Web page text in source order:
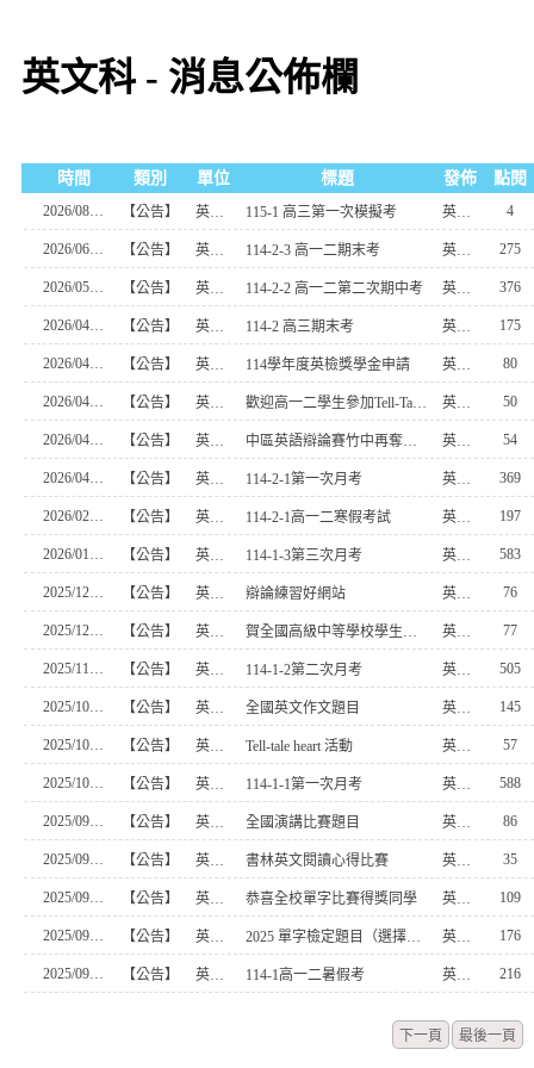
英文科 - 消息公佈欄
時間 類別 單位 標題 發佈 點閱
2026/08/07 【公告】 英文科 115-1 高三第一次模擬考 英文科-1 4
2026/06/30 【公告】 英文科 114-2-3 高一二期末考 英文科 275
2026/05/14 【公告】 英文科 114-2-2 高一二第二次期中考 英文科 376
2026/04/30 【公告】 英文科 114-2 高三期末考 英文科-1 175
2026/04/29 【公告】 英文科 114學年度英檢獎學金申請 英文科-1 80
2026/04/20 【公告】 英文科 歡迎高一二學生參加Tell-Tale Heart: 英文科 50
2026/04/20 【公告】 英文科 中區英語辯論賽竹中再奪佳績 英文科 54
2026/04/01 【公告】 英文科 114-2-1第一次月考 英文科 369
2026/02/24 【公告】 英文科 114-2-1高一二寒假考試 英文科 197
2026/01/07 【公告】 英文科 114-1-3第三次月考 英文科 583
2025/12/19 【公告】 英文科 辯論練習好網站 英文科 76
2025/12/13 【公告】 英文科 賀全國高級中等學校學生英文單字比賽(中區)區域決賽佳績 英文科 77
2025/11/26 【公告】 英文科 114-1-2第二次月考 英文科 505
2025/10/27 【公告】 英文科 全國英文作文題目 英文科 145
2025/10/26 【公告】 英文科 Tell-tale heart 活動 英文科 57
2025/10/14 【公告】 英文科 114-1-1第一次月考 英文科 588
2025/09/18 【公告】 英文科 全國演講比賽題目 英文科 86
2025/09/17 【公告】 英文科 書林英文閱讀心得比賽 英文科 35
2025/09/17 【公告】 英文科 恭喜全校單字比賽得獎同學 英文科 109
2025/09/10 【公告】 英文科 2025 單字檢定題目（選擇部分） 英文科 176
2025/09/02 【公告】 英文科 114-1高一二暑假考 英文科 216
下一頁 最後一頁